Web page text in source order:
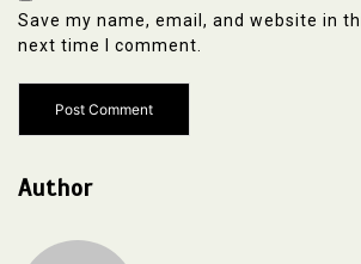
Save my name, email, and website in
next time I comment.
Author